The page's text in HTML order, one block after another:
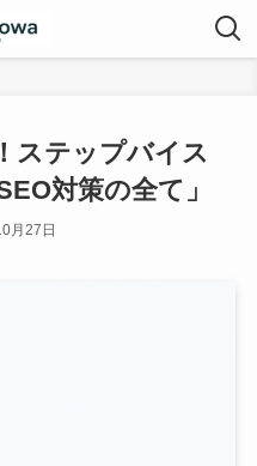
ステップバイス
対策の全て」
月27日